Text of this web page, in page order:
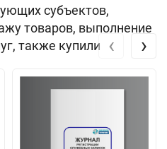
субъектов,
товаров, выполнение
также купили
‹ ›